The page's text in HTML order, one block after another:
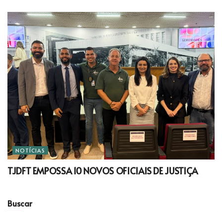
NOTÍCIAS
TJDFT EMPOSSA 10 NOVOS OFICIAIS DE JUSTIÇA
Buscar